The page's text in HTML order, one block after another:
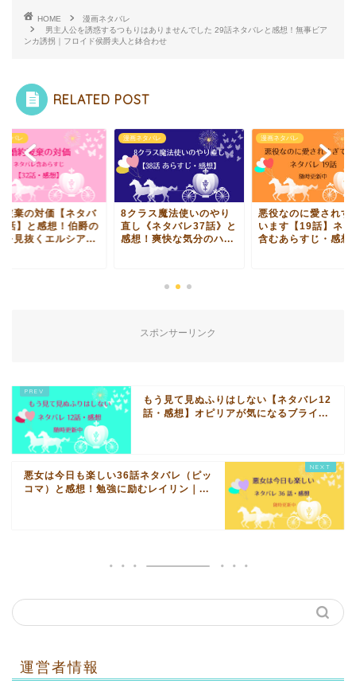
HOME
漫画ネタバレ
男主人公を誘惑するつもりはありませんでした 29話ネタバレと感想！無事ビア
ンカ誘拐｜フロイド侯爵夫人と鉢合わせ
RELATED POST
タバレ
破棄の対価【ネタバ
話】と感想！伯爵の
を見抜くエルシア...
漫画ネタバレ
8クラス魔法使いのやり
直し《ネタバレ37話》と
感想！爽快な気分のハ...
漫画ネタバレ
悪役なのに愛されす
います【19話】ネタ
含むあらすじ・感想
スポンサーリンク
もう見て見ぬふりはしない【ネタバレ12
話・感想】オピリアが気になるブライ...
悪女は今日も楽しい36話ネタバレ（ピッ
コマ）と感想！勉強に励むレイリン｜...
運営者情報